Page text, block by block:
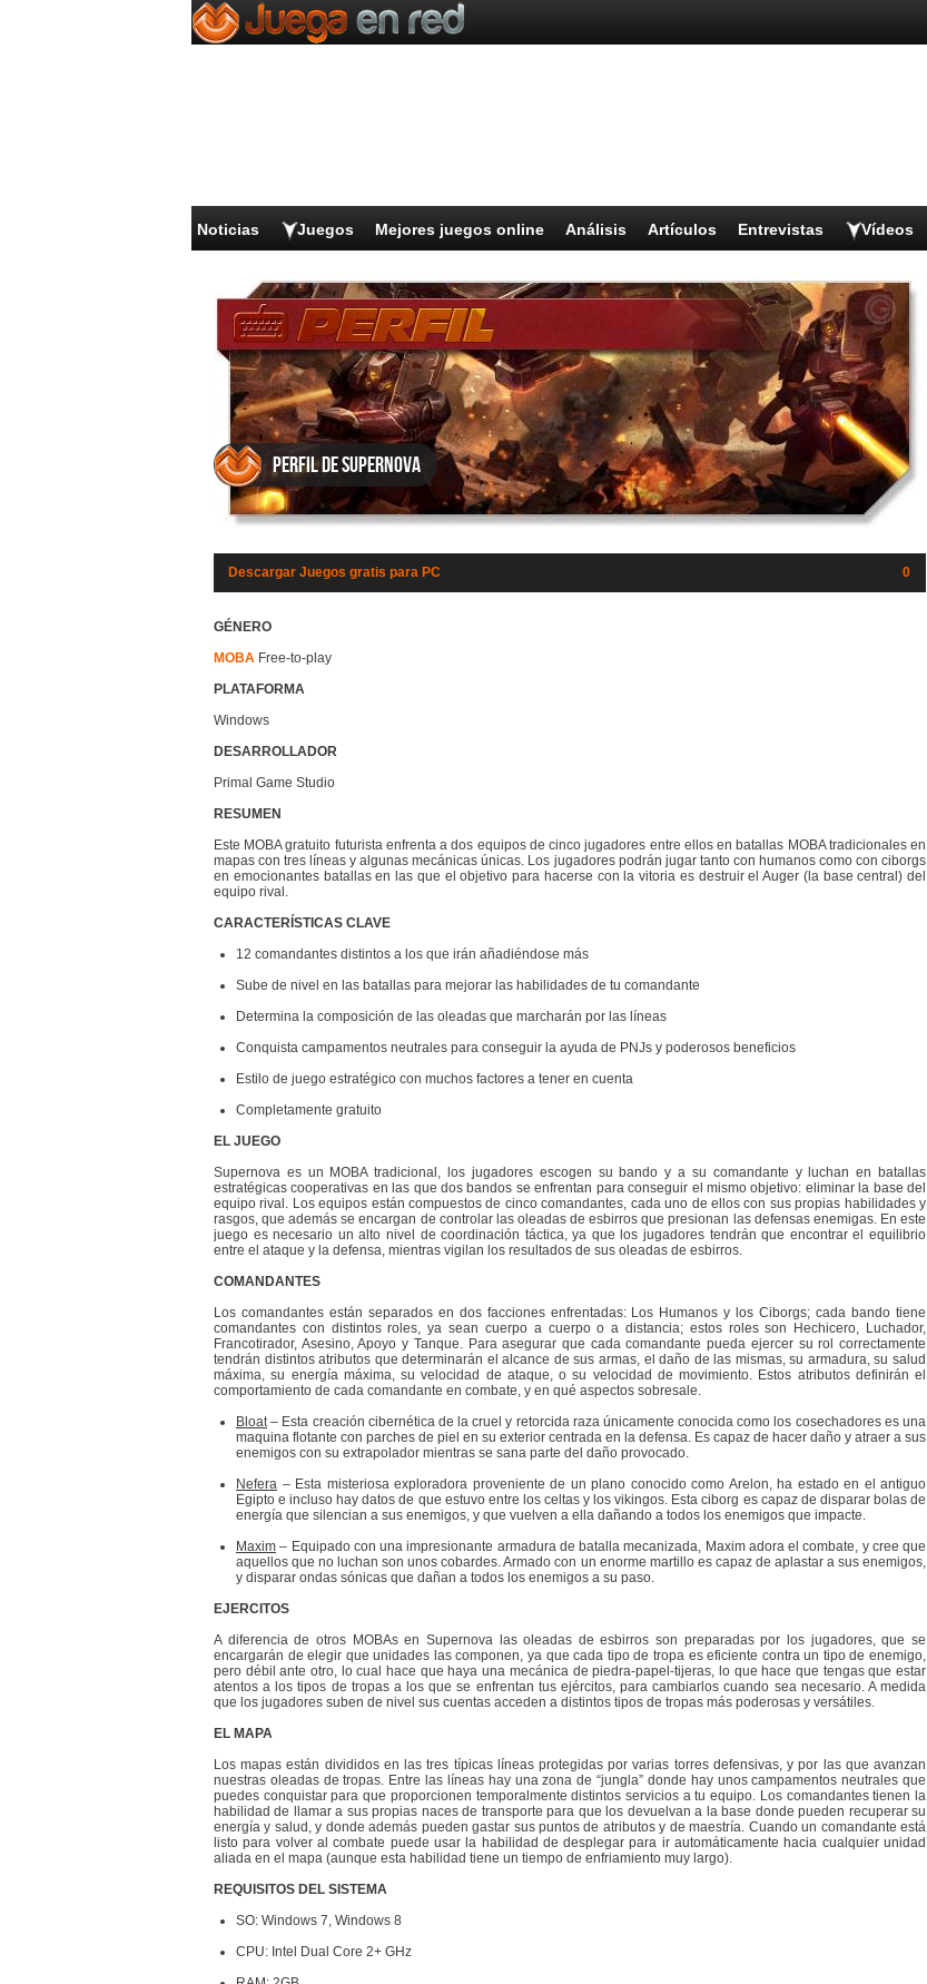
Noticias Juegos Mejores juegos online Análisis Artículos Entrevistas Vídeos
Perfil de Supernova
Descargar Juegos gratis para PC 0
GÉNERO
MOBA Free-to-play
PLATAFORMA
Windows
DESARROLLADOR
Primal Game Studio
RESUMEN
Este MOBA gratuito futurista enfrenta a dos equipos de cinco jugadores entre ellos en batallas MOBA tradicionales en
mapas con tres líneas y algunas mecánicas únicas. Los jugadores podrán jugar tanto con humanos como con ciborgs
en emocionantes batallas en las que el objetivo para hacerse con la vitoria es destruir el Auger (la base central) del
equipo rival.
CARACTERÍSTICAS CLAVE
12 comandantes distintos a los que irán añadiéndose más
Sube de nivel en las batallas para mejorar las habilidades de tu comandante
Determina la composición de las oleadas que marcharán por las líneas
Conquista campamentos neutrales para conseguir la ayuda de PNJs y poderosos beneficios
Estilo de juego estratégico con muchos factores a tener en cuenta
Completamente gratuito
EL JUEGO
Supernova es un MOBA tradicional, los jugadores escogen su bando y a su comandante y luchan en batallas
estratégicas cooperativas en las que dos bandos se enfrentan para conseguir el mismo objetivo: eliminar la base del
equipo rival. Los equipos están compuestos de cinco comandantes, cada uno de ellos con sus propias habilidades y
rasgos, que además se encargan de controlar las oleadas de esbirros que presionan las defensas enemigas. En este
juego es necesario un alto nivel de coordinación táctica, ya que los jugadores tendrán que encontrar el equilibrio
entre el ataque y la defensa, mientras vigilan los resultados de sus oleadas de esbirros.
COMANDANTES
Los comandantes están separados en dos facciones enfrentadas: Los Humanos y los Ciborgs; cada bando tiene
comandantes con distintos roles, ya sean cuerpo a cuerpo o a distancia; estos roles son Hechicero, Luchador,
Francotirador, Asesino, Apoyo y Tanque. Para asegurar que cada comandante pueda ejercer su rol correctamente
tendrán distintos atributos que determinarán el alcance de sus armas, el daño de las mismas, su armadura, su salud
máxima, su energía máxima, su velocidad de ataque, o su velocidad de movimiento. Estos atributos definirán el
comportamiento de cada comandante en combate, y en qué aspectos sobresale.
Bloat– Esta creación cibernética de la cruel y retorcida raza únicamente conocida como los cosechadores es una
maquina flotante con parches de piel en su exterior centrada en la defensa. Es capaz de hacer daño y atraer a sus
enemigos con su extrapolador mientras se sana parte del daño provocado.
Nefera – Esta misteriosa exploradora proveniente de un plano conocido como Arelon, ha estado en el antiguo
Egipto e incluso hay datos de que estuvo entre los celtas y los vikingos. Esta ciborg es capaz de disparar bolas de
energía que silencian a sus enemigos, y que vuelven a ella dañando a todos los enemigos que impacte.
Maxim – Equipado con una impresionante armadura de batalla mecanizada, Maxim adora el combate, y cree que
aquellos que no luchan son unos cobardes. Armado con un enorme martillo es capaz de aplastar a sus enemigos,
y disparar ondas sónicas que dañan a todos los enemigos a su paso.
EJERCITOS
A diferencia de otros MOBAs en Supernova las oleadas de esbirros son preparadas por los jugadores, que se
encargarán de elegir que unidades las componen, ya que cada tipo de tropa es eficiente contra un tipo de enemigo,
pero débil ante otro, lo cual hace que haya una mecánica de piedra-papel-tijeras, lo que hace que tengas que estar
atentos a los tipos de tropas a los que se enfrentan tus ejércitos, para cambiarlos cuando sea necesario. A medida
que los jugadores suben de nivel sus cuentas acceden a distintos tipos de tropas más poderosas y versátiles.
EL MAPA
Los mapas están divididos en las tres típicas líneas protegidas por varias torres defensivas, y por las que avanzan
nuestras oleadas de tropas. Entre las líneas hay una zona de “jungla” donde hay unos campamentos neutrales que
puedes conquistar para que proporcionen temporalmente distintos servicios a tu equipo. Los comandantes tienen la
habilidad de llamar a sus propias naces de transporte para que los devuelvan a la base donde pueden recuperar su
energía y salud, y donde además pueden gastar sus puntos de atributos y de maestría. Cuando un comandante está
listo para volver al combate puede usar la habilidad de desplegar para ir automáticamente hacia cualquier unidad
aliada en el mapa (aunque esta habilidad tiene un tiempo de enfriamiento muy largo).
REQUISITOS DEL SISTEMA
SO: Windows 7, Windows 8
CPU: Intel Dual Core 2+ GHz